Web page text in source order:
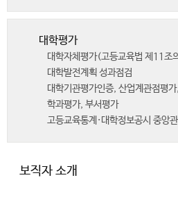
대학평가
대학자체평가(고등교육법 제11조
대학발전계획 성과점검
대학기관평가인증, 산업계관점평
학과평가, 부서평가
고등교육통계·대학정보공시 중앙관
보직자 소개